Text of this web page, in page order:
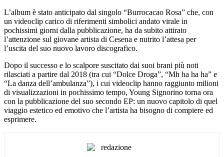
L’album è stato anticipato dal singolo “Burrocacao Rosa” che, con
un videoclip carico di riferimenti simbolici andato virale in
pochissimi giorni dalla pubblicazione, ha da subito attirato
l’attenzione sul giovane artista di Cesena e nutrito l’attesa per
l’uscita del suo nuovo lavoro discografico.
Dopo il successo e lo scalpore suscitato dai suoi brani più noti
rilasciati a partire dal 2018 (tra cui “Dolce Droga”, “Mh ha ha ha” e
“La danza dell’ambulanza”), i cui videoclip hanno raggiunto milioni
di visualizzazioni in pochissimo tempo, Young Signorino torna ora
con la pubblicazione del suo secondo EP: un nuovo capitolo di quel
viaggio estetico ed emotivo che l’artista ha bisogno di compiere ed
esprimere.